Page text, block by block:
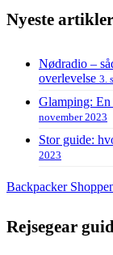
Nyeste artikler
Nødradio –
overlevelse 3.
Glamping:
november 2023
Stor guide:
2023
Backpacker
Rejsegear